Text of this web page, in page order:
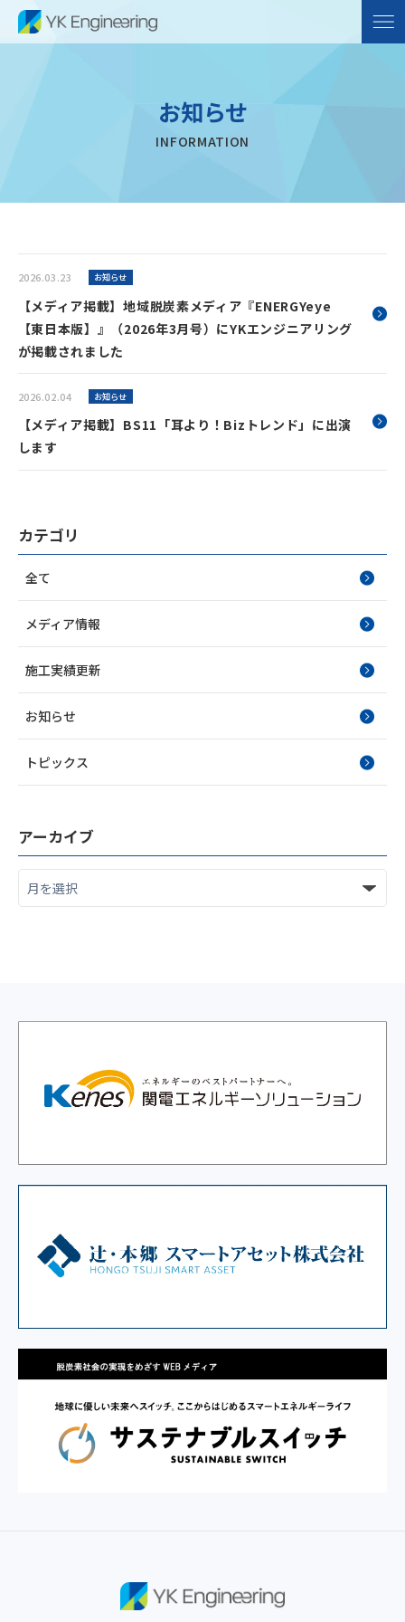
お知らせ
INFORMATION
2026.03.23 お知らせ
【メディア掲載】地域脱炭素メディア『ENERGYeye
【東日本版】』（2026年3月号）にYKエンジニアリング
が掲載されました
2026.02.04 お知らせ
【メディア掲載】BS11「耳より！Bizトレンド」に出演
します
カテゴリ
全て
メディア情報
施工実績更新
お知らせ
トピックス
アーカイブ